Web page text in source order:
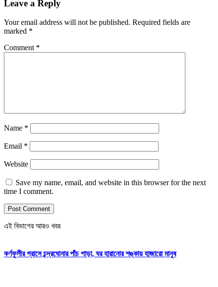
Leave a Reply
Your email address will not be published. Required fields are
marked *
Comment *
Name *
Email *
Website
Save my name, email, and website in this browser for the next
time I comment.
এই বিভাগের আরও খবর
কর্ণফুলীর গ্রাসে চন্দ্রঘোনার পাঁচ পাড়া, ঘর হারানোর শঙ্কায় হাজারো মানুষ